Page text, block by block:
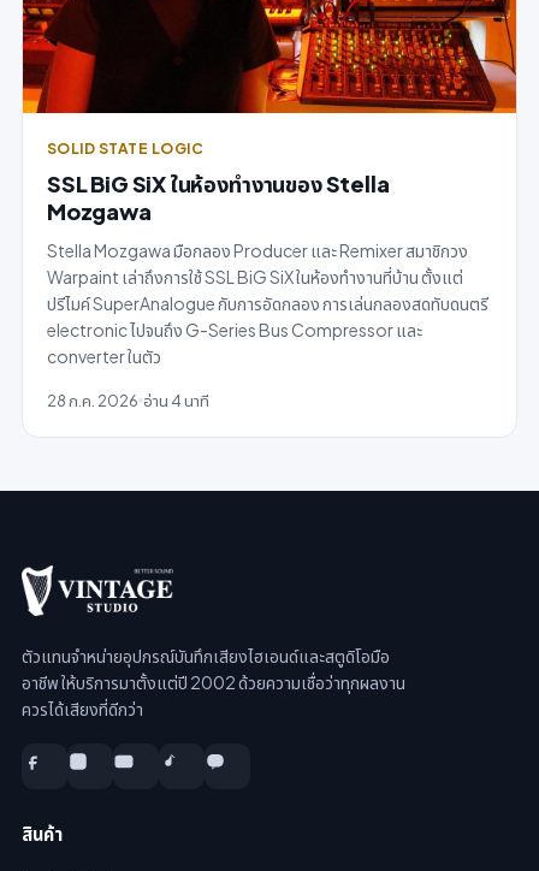
SOLID STATE LOGIC
SSL BiG SiX ในห้องทำงานของ Stella
Mozgawa
Stella Mozgawa มือกลอง Producer และ Remixer สมาชิกวง
Warpaint เล่าถึงการใช้ SSL BiG SiX ในห้องทำงานที่บ้าน ตั้งแต่
ปรีไมค์ SuperAnalogue กับการอัดกลอง การเล่นกลองสดทับดนตรี
electronic ไปจนถึง G-Series Bus Compressor และ
converter ในตัว
28 ก.ค. 2026 อ่าน 4 นาที
ตัวแทนจำหน่ายอุปกรณ์บันทึกเสียงไฮเอนด์และสตูดิโอมือ
อาชีพ ให้บริการมาตั้งแต่ปี 2002 ด้วยความเชื่อว่าทุกผลงาน
ควรได้เสียงที่ดีกว่า
สินค้า